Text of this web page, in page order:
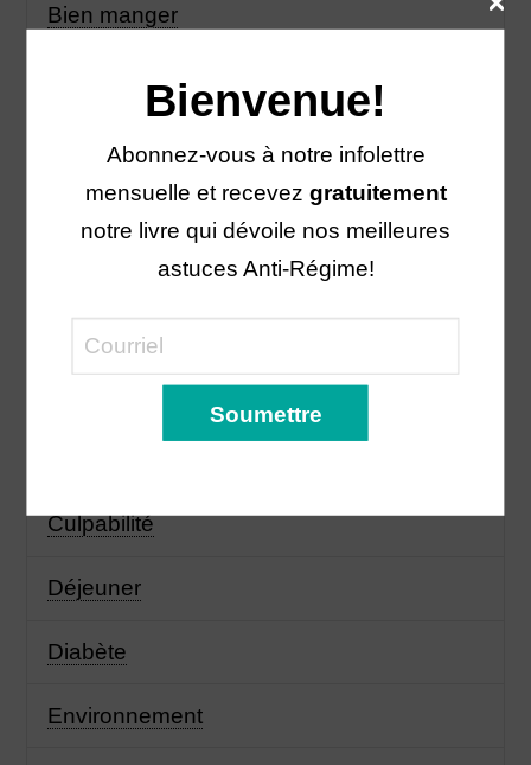
Bien manger
Boisson
Cholestérol
Côlon irritable
Culpabilité
Déjeuner
Diabète
Environnement
Bienvenue!
Abonnez-vous à notre infolettre
mensuelle et recevez gratuitement
notre livre qui dévoile nos meilleures
astuces Anti-Régime!